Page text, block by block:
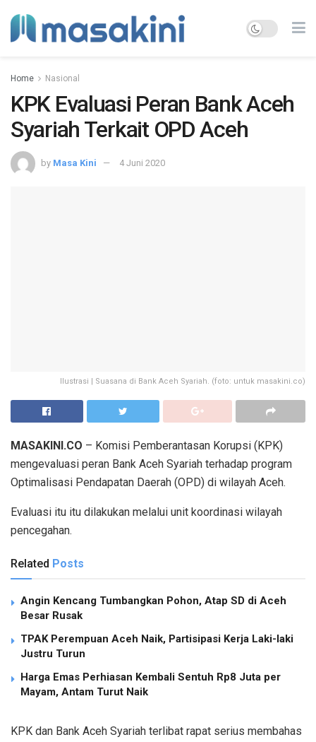
Home Nasional
KPK Evaluasi Peran Bank Aceh
Syariah Terkait OPD Aceh
by Masa Kini 4 Juni 2020
Ilustrasi | Suasana di Bank Aceh Syariah. (foto: untuk masakini.co)
MASAKINI.CO – Komisi Pemberantasan Korupsi (KPK)
mengevaluasi peran Bank Aceh Syariah terhadap program
Optimalisasi Pendapatan Daerah (OPD) di wilayah Aceh.
Evaluasi itu itu dilakukan melalui unit koordinasi wilayah
pencegahan.
Related Posts
Angin Kencang Tumbangkan Pohon, Atap SD di Aceh
Besar Rusak
TPAK Perempuan Aceh Naik, Partisipasi Kerja Laki-laki
Justru Turun
Harga Emas Perhiasan Kembali Sentuh Rp8 Juta per
Mayam, Antam Turut Naik
KPK dan Bank Aceh Syariah terlibat rapat serius membahas